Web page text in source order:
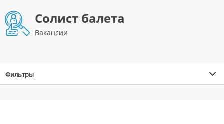
Солист балета
Вакансии
Фильтры